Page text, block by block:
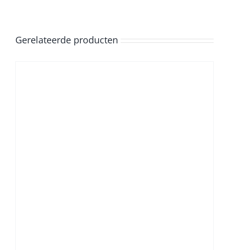
Gerelateerde producten